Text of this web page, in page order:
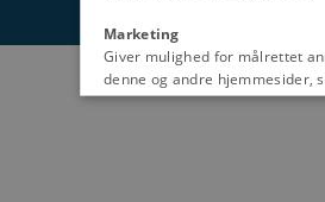
Marketing
Giver mulighed for målrettet
denne og andre hjemmesider,
det indhold, der er mest